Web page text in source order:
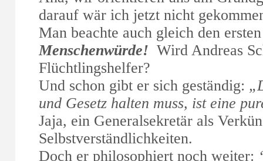
darauf wär ich jetzt nicht
Man beachte auch gleich den
Menschenwürde! Wird Andreas
Flüchtlingshelfer?
Und schon gibt er sich geständig:
und Gesetz halten muss, ist eine
Jaja, ein Generalsekretär als
Selbstverständlichkeiten.
Doch er philosophiert noch weiter: